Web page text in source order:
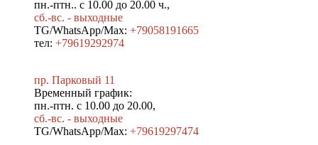
пн.-птн.. с 10.00 до 20.00 ч.,
сб.-вс. - выходные
TG/WhatsApp/Max: +79058191665
тел: +79619292974
пр. Парковый 11
Временный график:
пн.-птн. с 10.00 до 20.00,
сб.-вс. - выходные
TG/WhatsApp/Max: +79619297474